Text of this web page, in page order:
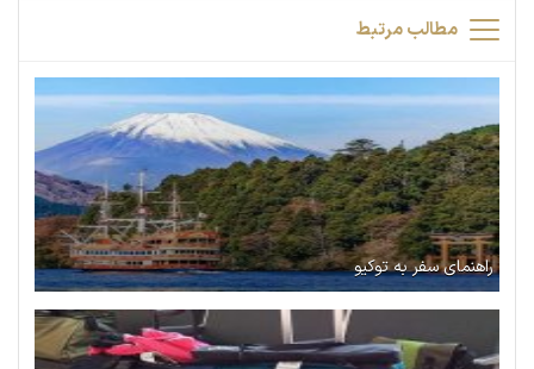
مطالب مرتبط
راهنمای سفر به توکیو